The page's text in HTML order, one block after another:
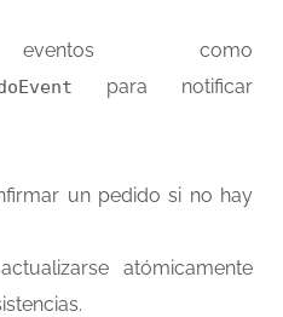
como
para notificar
un pedido si no hay
atómicamente